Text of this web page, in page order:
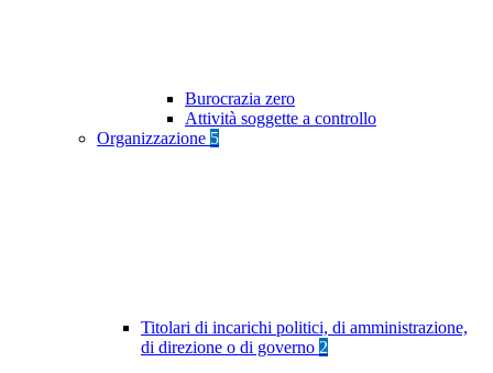
Burocrazia zero
Attività soggette a controllo
Organizzazione 5
Titolari di incarichi politici, di amministrazione,
di direzione o di governo 2